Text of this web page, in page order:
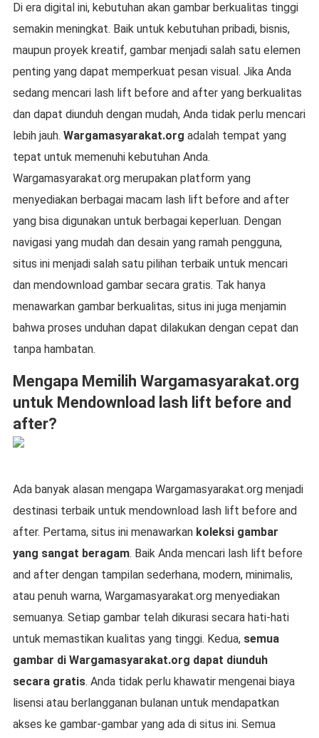
Di era digital ini, kebutuhan akan gambar berkualitas tinggi
semakin meningkat. Baik untuk kebutuhan pribadi, bisnis,
maupun proyek kreatif, gambar menjadi salah satu elemen
penting yang dapat memperkuat pesan visual. Jika Anda
sedang mencari lash lift before and after yang berkualitas
dan dapat diunduh dengan mudah, Anda tidak perlu mencari
lebih jauh. Wargamasyarakat.org adalah tempat yang
tepat untuk memenuhi kebutuhan Anda.
Wargamasyarakat.org merupakan platform yang
menyediakan berbagai macam lash lift before and after
yang bisa digunakan untuk berbagai keperluan. Dengan
navigasi yang mudah dan desain yang ramah pengguna,
situs ini menjadi salah satu pilihan terbaik untuk mencari
dan mendownload gambar secara gratis. Tak hanya
menawarkan gambar berkualitas, situs ini juga menjamin
bahwa proses unduhan dapat dilakukan dengan cepat dan
tanpa hambatan.
Mengapa Memilih Wargamasyarakat.org
untuk Mendownload lash lift before and
after?
Ada banyak alasan mengapa Wargamasyarakat.org menjadi
destinasi terbaik untuk mendownload lash lift before and
after. Pertama, situs ini menawarkan koleksi gambar
yang sangat beragam. Baik Anda mencari lash lift before
and after dengan tampilan sederhana, modern, minimalis,
atau penuh warna, Wargamasyarakat.org menyediakan
semuanya. Setiap gambar telah dikurasi secara hati-hati
untuk memastikan kualitas yang tinggi. Kedua, semua
gambar di Wargamasyarakat.org dapat diunduh
secara gratis. Anda tidak perlu khawatir mengenai biaya
lisensi atau berlangganan bulanan untuk mendapatkan
akses ke gambar-gambar yang ada di situs ini. Semua